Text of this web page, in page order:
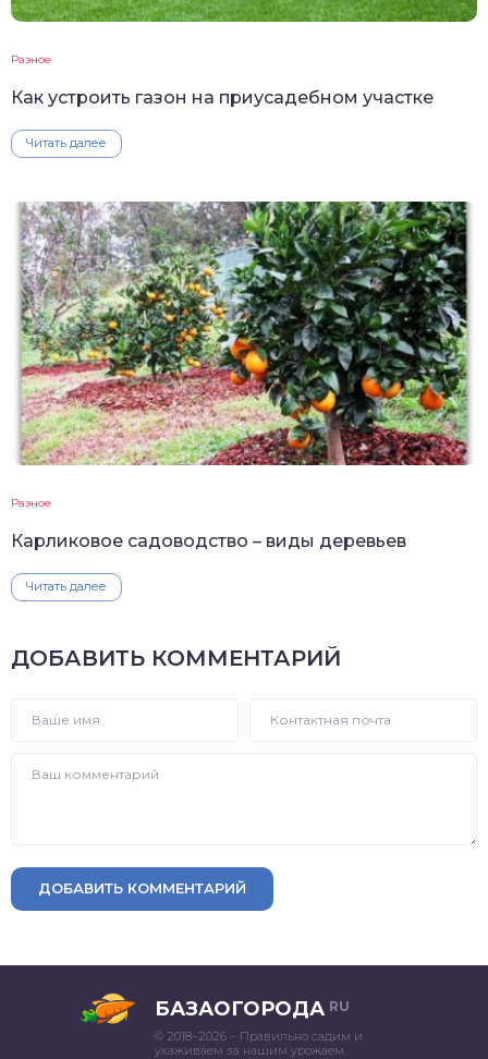
Разное
Как устроить газон на приусадебном участке
Читать далее
Разное
Карликовое садоводство – виды деревьев
Читать далее
ДОБАВИТЬ КОММЕНТАРИЙ
ДОБАВИТЬ КОММЕНТАРИЙ
БАЗАОГОРОДА RU
© 2018–2026 – Правильно садим и
ухаживаем за нашим урожаем.